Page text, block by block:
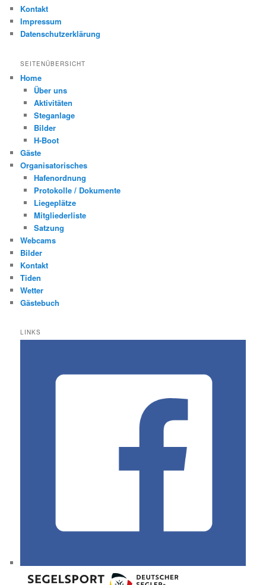
Kontakt
Impressum
Datenschutzerklärung
SEITENÜBERSICHT
Home
Über uns
Aktivitäten
Steganlage
Bilder
H-Boot
Gäste
Organisatorisches
Hafenordnung
Protokolle / Dokumente
Liegeplätze
Mitgliederliste
Satzung
Webcams
Bilder
Kontakt
Tiden
Wetter
Gästebuch
LINKS